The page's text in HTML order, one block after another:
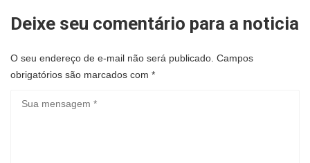
Deixe seu comentário para a noticia
O seu endereço de e-mail não será publicado. Campos
obrigatórios são marcados com *